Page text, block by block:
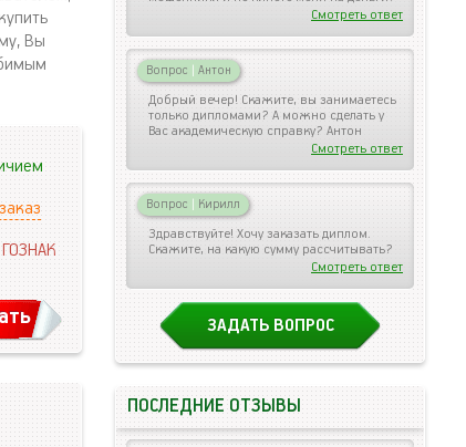
Вы
Смотреть ответ
Вопрос | Антон
Добрый вечер! Скажите, вы занимаетесь
только дипломами? А можно сделать у
Вас академическую справку? Антон
Смотреть ответ
Вопрос | Кирилл
Здравствуйте! Хочу заказать диплом.
Скажите, на какую сумму рассчитывать?
Смотреть ответ
ЗАДАТЬ ВОПРОС
ПОСЛЕДНИЕ ОТЗЫВЫ